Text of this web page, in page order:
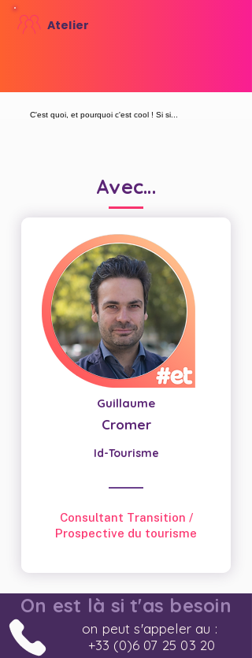
Atelier
C'est quoi, et pourquoi c'est cool ! Si si...
Avec...
Guillaume
Cromer
Id-Tourisme
Consultant Transition /
Prospective du tourisme
On est là si t'as besoin
on peut s'appeler au :
+33 (0)6 07 25 03 20